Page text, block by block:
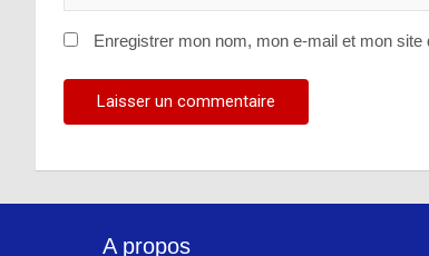
Enregistrer mon nom, mon e-mail et mon
A propos